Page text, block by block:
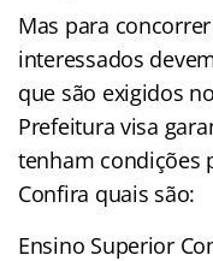
Mas para
interessados
que são exigidos
Prefeitura visa
tenham condições
Confira quais são:
Ensino Superior